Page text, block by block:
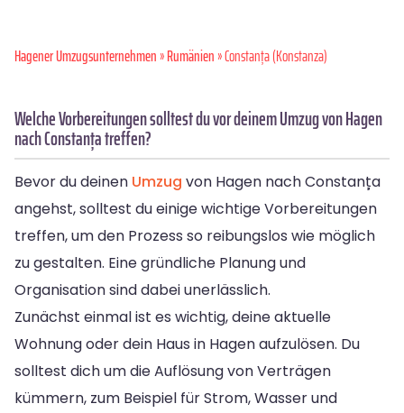
Hagener Umzugsunternehmen»Rumänien» Constanța (Konstanza)
Welche Vorbereitungen solltest du vor deinem Umzug von Hagen
nach Constanța treffen?
Bevor du deinen Umzug von Hagen nach Constanța
angehst, solltest du einige wichtige Vorbereitungen
treffen, um den Prozess so reibungslos wie möglich
zu gestalten. Eine gründliche Planung und
Organisation sind dabei unerlässlich.
Zunächst einmal ist es wichtig, deine aktuelle
Wohnung oder dein Haus in Hagen aufzulösen. Du
solltest dich um die Auflösung von Verträgen
kümmern, zum Beispiel für Strom, Wasser und